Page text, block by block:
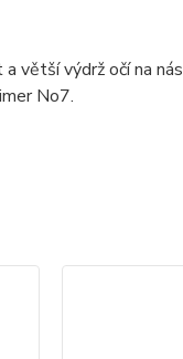
větší výdrž očí na
No7.